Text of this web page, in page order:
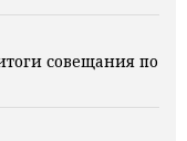
совещания по